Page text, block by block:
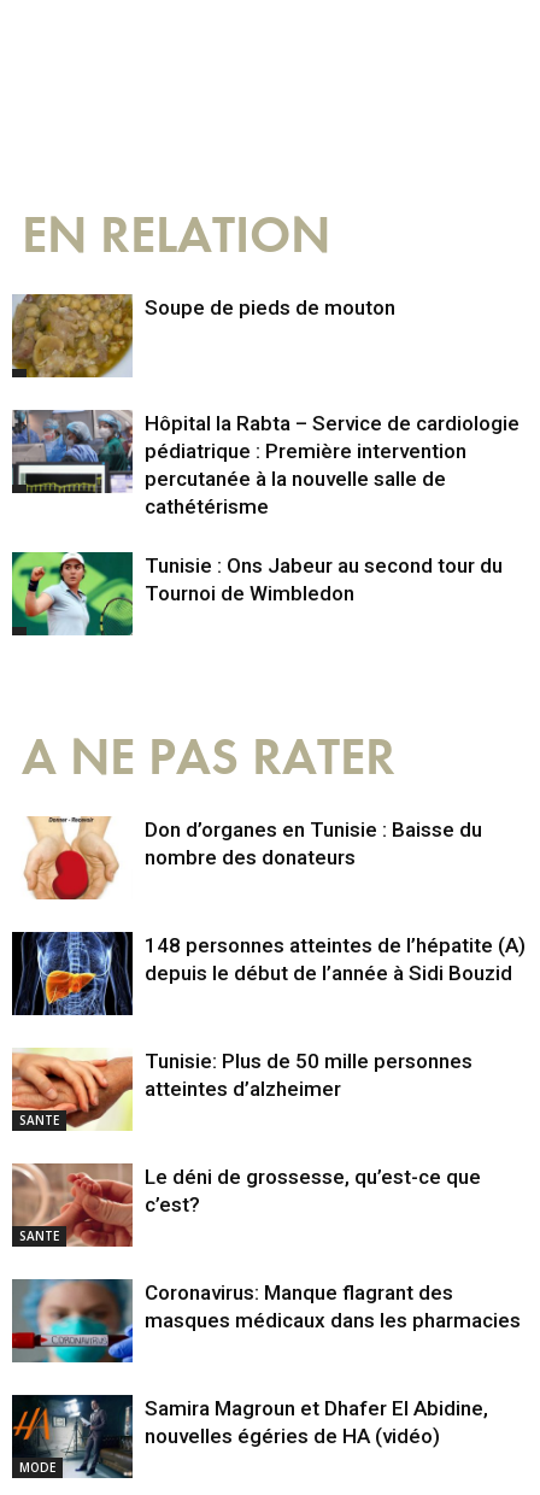
EN RELATION
Soupe de pieds de mouton
Hôpital la Rabta – Service de cardiologie
pédiatrique : Première intervention
percutanée à la nouvelle salle de
cathétérisme
Tunisie : Ons Jabeur au second tour du
Tournoi de Wimbledon
A NE PAS RATER
Don d’organes en Tunisie : Baisse du
nombre des donateurs
148 personnes atteintes de l’hépatite (A)
depuis le début de l’année à Sidi Bouzid
SANTE
Tunisie: Plus de 50 mille personnes
atteintes d’alzheimer
SANTE
Le déni de grossesse, qu’est-ce que
c’est?
Coronavirus: Manque flagrant des
masques médicaux dans les pharmacies
MODE
Samira Magroun et Dhafer El Abidine,
nouvelles égéries de HA (vidéo)